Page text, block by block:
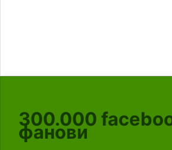
300.000
фанови